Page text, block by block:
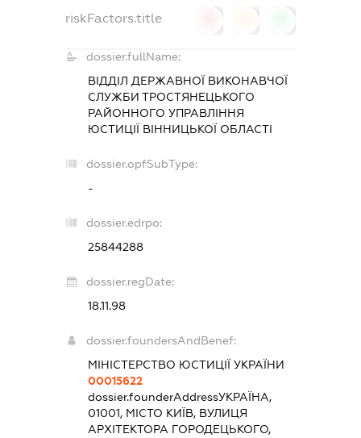
riskFactors.title
dossier.fullName:
ВІДДІЛ ДЕРЖАВНОЇ ВИКОНАВЧОЇ
СЛУЖБИ ТРОСТЯНЕЦЬКОГО
РАЙОННОГО УПРАВЛІННЯ
ЮСТИЦІЇ ВІННИЦЬКОЇ ОБЛАСТІ
dossier.opfSubType:
-
dossier.edrpo:
25844288
dossier.regDate:
18.11.98
dossier.foundersAndBenef:
МІНІСТЕРСТВО ЮСТИЦІЇ УКРАЇНИ
00015622
dossier.founderAddressУКРАЇНА,
01001, МІСТО КИЇВ, ВУЛИЦЯ
АРХІТЕКТОРА ГОРОДЕЦЬКОГО,